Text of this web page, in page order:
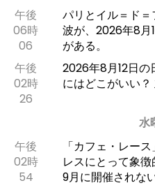
午後
06時
06
パリとイル＝ド
波が、2026年8月
がある。
午後
02時
26
2026年8月12日の
にはどこがいい
水
午後
02時
54
「カフェ・レー
レスにとって象
9月に開催されな